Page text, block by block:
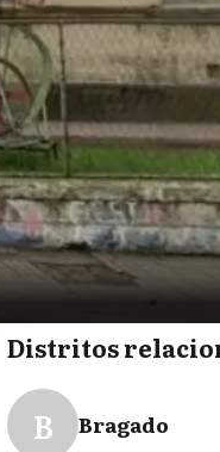
Distritos
B Bragado